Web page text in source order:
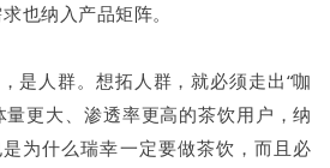
也纳入产品矩阵。
是人群。想拓人群，就必须走出“咖
量更大、渗透率更高的茶饮用户，纳
为什么瑞幸一定要做茶饮，而且必